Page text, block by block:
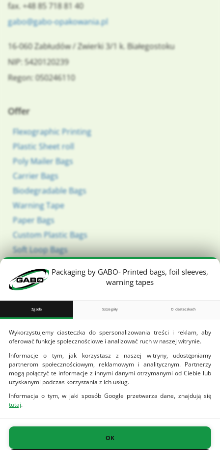
fax. +48 85 718 81 40
gabo@gabo-opakowania.pl
16-060Zabłudów/ Zwierki 3/1 k. Białegostoku
NIP: 5420120239
Regon: 050246110
Offer
Flexographic Printing
Plastic Sheet roll
Poly Mailer Bags
Carrier Bags
Biodegradable Bags
Warning Tape
Paper Bags
Custom Plastic Bags
Soft Loop Bags
Recycled bags
Packaging Bags
Biodegradable Bags
Useful links
Downloads
Order template
Terms of goods delivery
EU project
Packaging by GABO- Printed bags, foil sleeves,
warning tapes
Wykorzystujemy ciasteczka do spersonalizowania treści i reklam, aby
oferować funkcje społecznościowe i analizować ruch w naszej witrynie.
Informacje o tym, jak korzystasz z naszej witryny, udostępniamy
partnerom społecznościowym, reklamowym i analitycznym. Partnerzy
mogą połączyć te informacje z innymi danymi otrzymanymi od Ciebie lub
uzyskanymi podczas korzystania z ich usług.
Informacja o tym, w jaki sposób Google przetwarza dane, znajdują się
tutaj.
Funkcjonalność
Zgoda Szczegóły O ciasteczkach
OK